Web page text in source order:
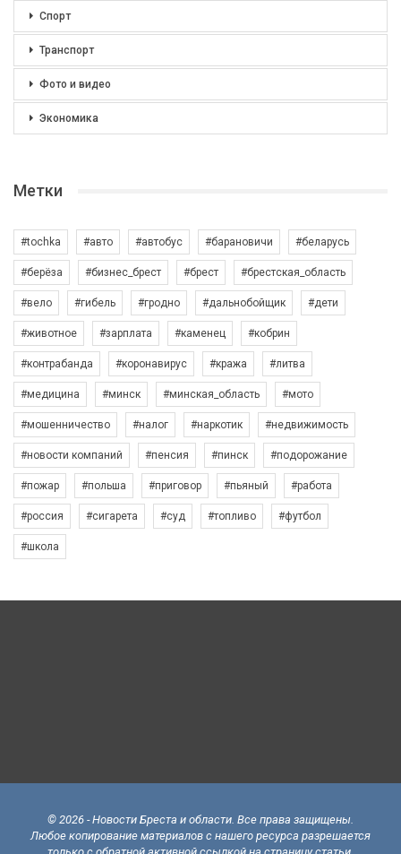
Спорт
Транспорт
Фото и видео
Экономика
Метки
#tochka #авто #автобус #барановичи #беларусь
#берёза #бизнес_брест #брест #брестская_область
#вело #гибель #гродно #дальнобойщик #дети
#животное #зарплата #каменец #кобрин
#контрабанда #коронавирус #кража #литва
#медицина #минск #минская_область #мото
#мошенничество #налог #наркотик #недвижимость
#новости компаний #пенсия #пинск #подорожание
#пожар #польша #приговор #пьяный #работа
#россия #сигарета #суд #топливо #футбол
#школа
© 2026 - Новости Бреста и области. Все права защищены.
Любое копирование материалов с нашего ресурса разрешается